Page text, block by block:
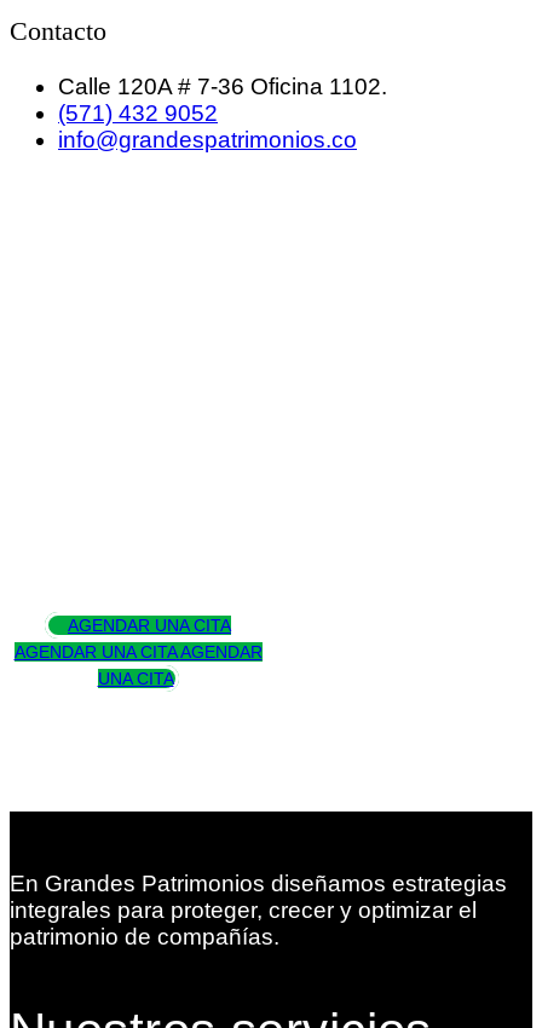
Contacto
Calle 120A # 7-36 Oficina 1102.
(571) 432 9052
info@grandespatrimonios.co
AGENDAR UNA CITA
AGENDAR UNA CITA AGENDAR
UNA CITA
En Grandes Patrimonios diseñamos estrategias
integrales para proteger, crecer y optimizar el
patrimonio de compañías.